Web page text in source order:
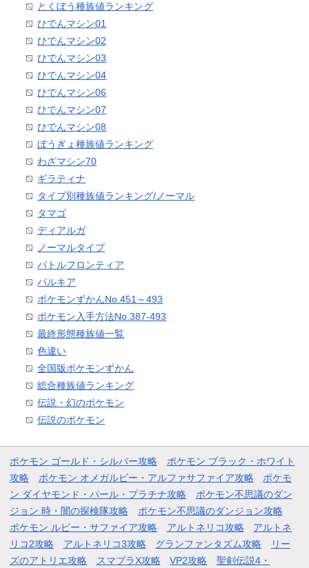
とくぼう種族値ランキング
ひでんマシン01
ひでんマシン02
ひでんマシン03
ひでんマシン04
ひでんマシン06
ひでんマシン07
ひでんマシン08
ぼうぎょ種族値ランキング
わざマシン70
ギラティナ
タイプ別種族値ランキング/ノーマル
タマゴ
ディアルガ
ノーマルタイプ
バトルフロンティア
パルキア
ポケモンずかんNo.451～493
ポケモン入手方法No.387-493
最終形態種族値一覧
色違い
全国版ポケモンずかん
総合種族値ランキング
伝説・幻のポケモン
伝説のポケモン
ポケモン ゴールド・シルバー攻略
ポケモン ブラック・ホワイト
攻略
ポケモン オメガルビー・アルファサファイア攻略
ポケモ
ン ダイヤモンド・パール・プラチナ攻略
ポケモン不思議のダン
ジョン 時・闇の探検隊攻略
ポケモン不思議のダンジョン攻略
ポケモン ルビー・サファイア攻略
アルトネリコ攻略
アルトネ
リコ2攻略
アルトネリコ3攻略 グランファンタズム攻略
リー
ズのアトリエ攻略
スマブラX攻略 VP2攻略 聖剣伝説4・